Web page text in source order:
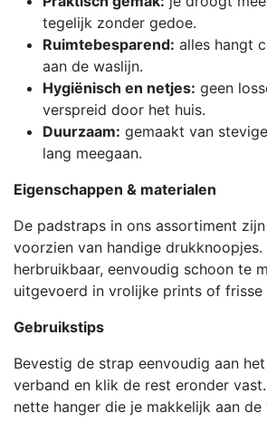
tegelijk zonder gedoe.
Ruimtebesparend: alles hangt
aan de waslijn.
Hygiënisch en netjes: geen
verspreid door het huis.
Duurzaam: gemaakt van
lang meegaan.
Eigenschappen & materialen
De padstraps in ons assortiment
voorzien van handige drukknoopjes.
herbruikbaar, eenvoudig schoon te
uitgevoerd in vrolijke prints of frisse
Gebruikstips
Bevestig de strap eenvoudig aan
verband en klik de rest eronder
nette hanger die je makkelijk aan de